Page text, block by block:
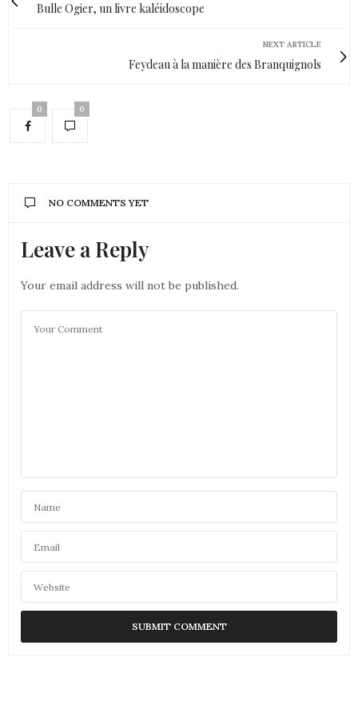
Bulle Ogier, un livre kaléidoscope
NEXT ARTICLE
Feydeau à la manière des Branquignols
0 0
NO COMMENTS YET
Leave a Reply
Your email address will not be published.